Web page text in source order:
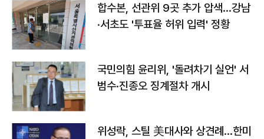
합수본, 선관위 9곳 추가 압색…강남
·서초도 '투표율 허위 입력' 정황
국민의힘 윤리위, '돌려차기 실언' 서
범수·진종오 징계절차 개시
위성락, 스틸 美대사와 상견례…한미